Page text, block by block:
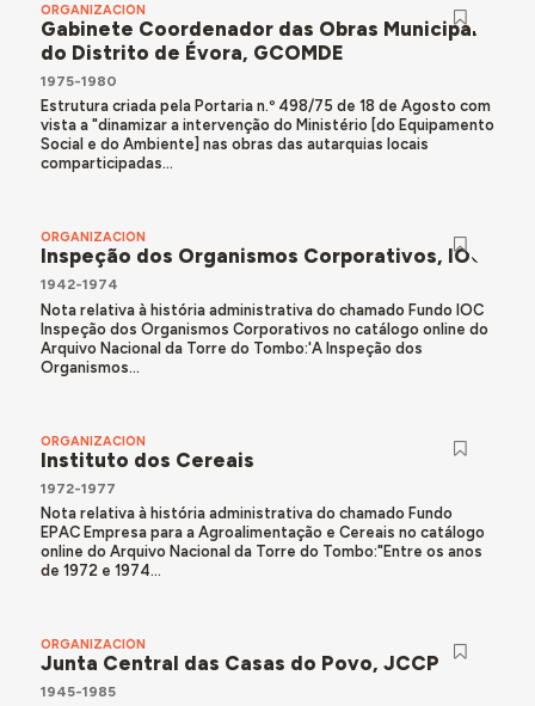
ORGANIZACIÓN
Gabinete Coordenador das Obras Municipais
do Distrito de Évora, GCOMDE
1975-1980
Estrutura criada pela Portaria n.º 498/75 de 18 de Agosto com
vista a "dinamizar a intervenção do Ministério [do Equipamento
Social e do Ambiente] nas obras das autarquias locais
comparticipadas...
ORGANIZACIÓN
Inspeção dos Organismos Corporativos, IOC
1942-1974
Nota relativa à história administrativa do chamado Fundo IOC
Inspeção dos Organismos Corporativos no catálogo online do
Arquivo Nacional da Torre do Tombo:'A Inspeção dos
Organismos...
ORGANIZACIÓN
Instituto dos Cereais
1972-1977
Nota relativa à história administrativa do chamado Fundo
EPAC Empresa para a Agroalimentação e Cereais no catálogo
online do Arquivo Nacional da Torre do Tombo:"Entre os anos
de 1972 e 1974...
ORGANIZACIÓN
Junta Central das Casas do Povo, JCCP
1945-1985